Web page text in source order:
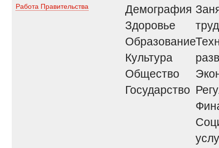
Работа Правительства
Демография
Здоровье
Образование
Культура
Общество
Государство
труд